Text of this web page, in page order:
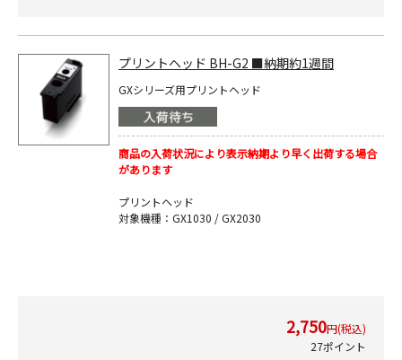
プリントヘッド BH-G2 ■納期約1週間
GXシリーズ用プリントヘッド
商品の入荷状況により表示納期より早く出荷する場合
があります
プリントヘッド
対象機種：GX1030 / GX2030
2,750円(税込)
27ポイント